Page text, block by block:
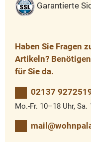
Garantierte
Haben Sie Fragen
Artikeln?
für Sie da.
02137
Mo.-Fr. 10–18 Uhr, Sa.